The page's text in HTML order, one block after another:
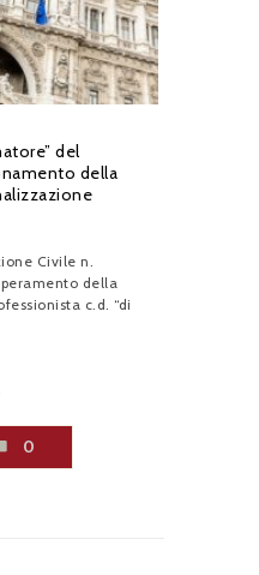
del
della
Civile n.
della
c.d. “di
0